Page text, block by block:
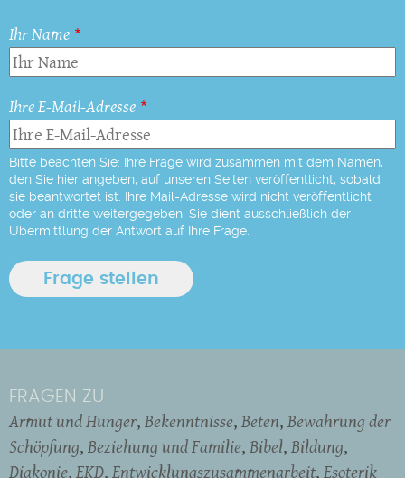
Ihr Name
Ihre E-Mail-Adresse
Bitte beachten Sie: Ihre Frage wird zusammen mit dem Namen,
den Sie hier angeben, auf unseren Seiten veröffentlicht, sobald
sie beantwortet ist. Ihre Mail-Adresse wird nicht veröffentlicht
oder an dritte weitergegeben. Sie dient ausschließlich der
Übermittlung der Antwort auf Ihre Frage.
FRAGEN ZU
Armut und Hunger Bekenntnisse Beten Bewahrung der
Schöpfung Beziehung und Familie Bibel Bildung
Diakonie EKD Entwicklungszusammenarbeit Esoterik